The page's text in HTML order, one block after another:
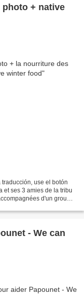
photo + native
use el botón
et ses 3 amies de la tribu
d'un groupe
- We can